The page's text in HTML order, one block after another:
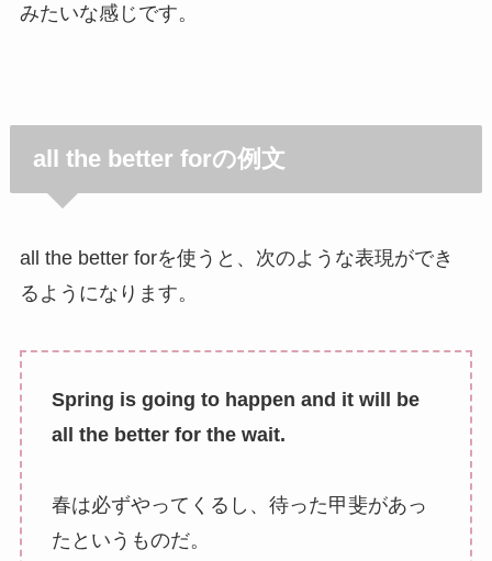
みたいな感じです。
all the better forの例文
all the better forを使うと、次のような表現ができ
るようになります。
Spring is going to happen and it will be
all the better for the wait.
春は必ずやってくるし、待った甲斐があっ
たというものだ。